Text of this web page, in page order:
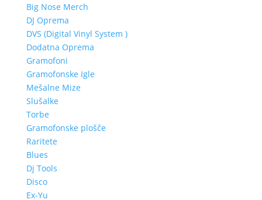
Big Nose Merch
DJ Oprema
DVS (Digital Vinyl System )
Dodatna Oprema
Gramofoni
Gramofonske Igle
Mešalne Mize
Slušalke
Torbe
Gramofonske plošče
Raritete
Blues
Dj Tools
Disco
Ex-Yu